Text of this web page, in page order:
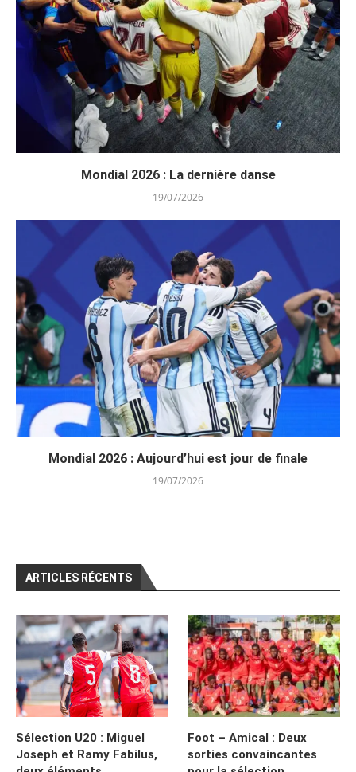
Mondial 2026 : La dernière danse
19/07/2026
Mondial 2026 : Aujourd’hui est jour de finale
19/07/2026
ARTICLES RÉCENTS
Sélection U20 : Miguel
Joseph et Ramy Fabilus,
Foot – Amical : Deux
sorties convaincantes